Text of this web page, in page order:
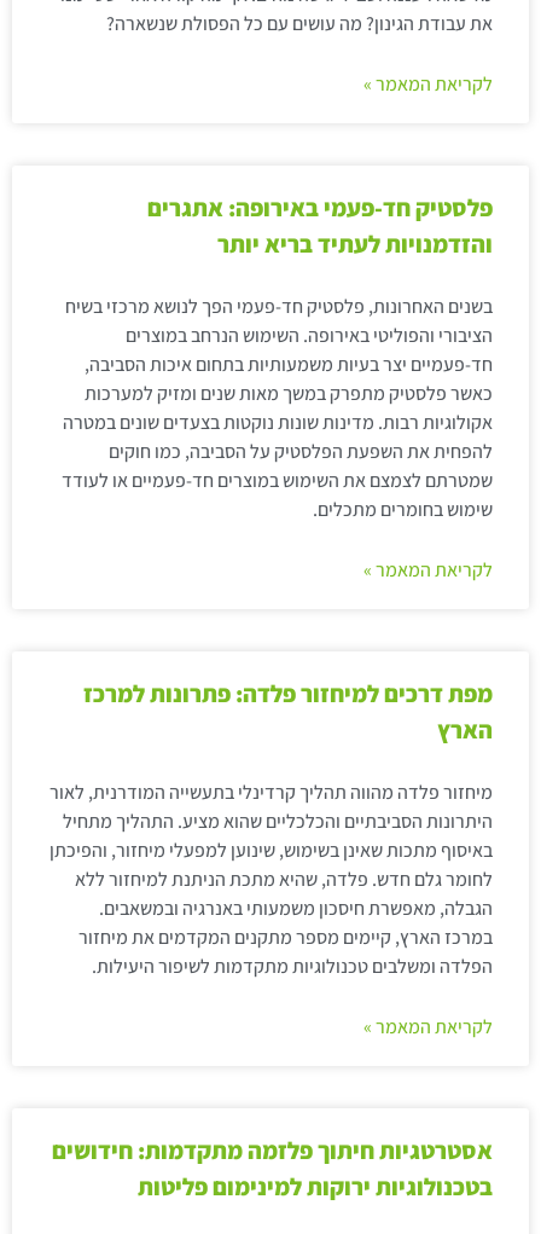
את עבודת הגינון? מה עושים עם כל הפסולת שנשארה?
לקריאת המאמר »
פלסטיק חד-פעמי באירופה: אתגרים
והזדמנויות לעתיד בריא יותר
בשנים האחרונות, פלסטיק חד-פעמי הפך לנושא מרכזי בשיח
הציבורי והפוליטי באירופה. השימוש הנרחב במוצרים
חד-פעמיים יצר בעיות משמעותיות בתחום איכות הסביבה,
כאשר פלסטיק מתפרק במשך מאות שנים ומזיק למערכות
אקולוגיות רבות. מדינות שונות נוקטות בצעדים שונים במטרה
להפחית את השפעת הפלסטיק על הסביבה, כמו חוקים
שמטרתם לצמצם את השימוש במוצרים חד-פעמיים או לעודד
שימוש בחומרים מתכלים.
לקריאת המאמר »
מפת דרכים למיחזור פלדה: פתרונות למרכז
הארץ
מיחזור פלדה מהווה תהליך קרדינלי בתעשייה המודרנית, לאור
היתרונות הסביבתיים והכלכליים שהוא מציע. התהליך מתחיל
באיסוף מתכות שאינן בשימוש, שינוען למפעלי מיחזור, והפיכתן
לחומר גלם חדש. פלדה, שהיא מתכת הניתנת למיחזור ללא
הגבלה, מאפשרת חיסכון משמעותי באנרגיה ובמשאבים.
במרכז הארץ, קיימים מספר מתקנים המקדמים את מיחזור
הפלדה ומשלבים טכנולוגיות מתקדמות לשיפור היעילות.
לקריאת המאמר »
אסטרטגיות חיתוך פלזמה מתקדמות: חידושים
בטכנולוגיות ירוקות למינימום פליטות